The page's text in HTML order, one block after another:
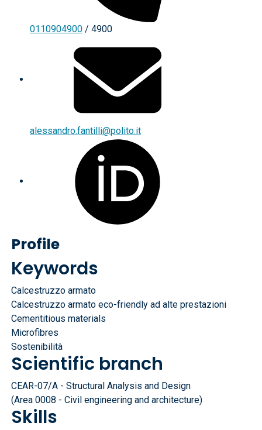
0110904900 / 4900
alessandro.fantilli@polito.it
Profile
Keywords
Calcestruzzo armato
Calcestruzzo armato eco-friendly ad alte prestazioni
Cementitious materials
Microfibres
Sostenibilità
Scientific branch
CEAR-07/A - Structural Analysis and Design
(Area 0008 - Civil engineering and architecture)
Skills